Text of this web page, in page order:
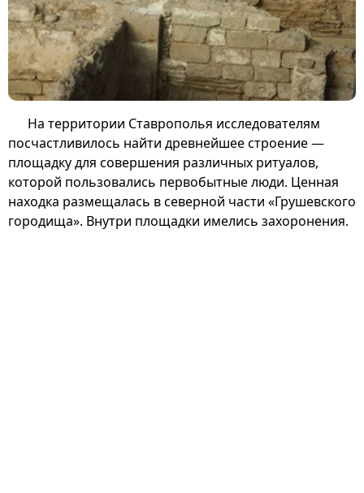
На территории Ставрополья исследователям
посчастливилось найти древнейшее строение —
площадку для совершения различных ритуалов,
которой пользовались первобытные люди. Ценная
находка размещалась в северной части «Грушевского
городища». Внутри площадки имелись захоронения.